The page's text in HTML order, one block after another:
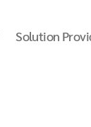
Solution